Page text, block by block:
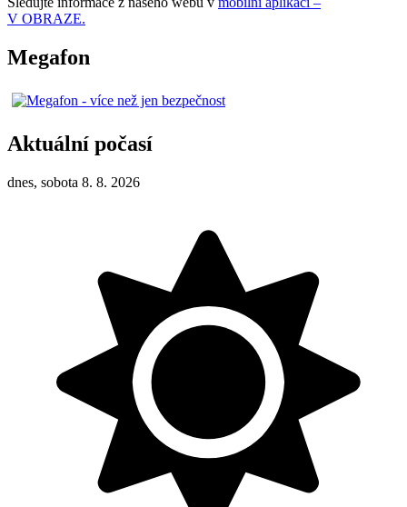
V OBRAZE.
Megafon
Aktuální počasí
dnes, sobota 8. 8. 2026